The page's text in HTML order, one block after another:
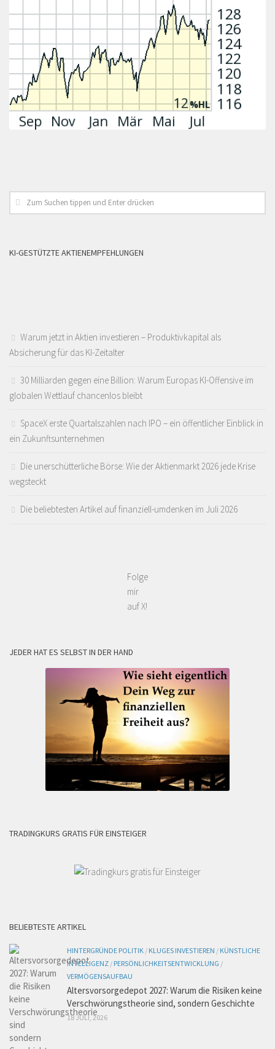
KI-GESTÜTZTE AKTIENEMPFEHLUNGEN
Warum jetzt in Aktien investieren – Produktivkapital als
Absicherung für das KI-Zeitalter
30 Milliarden gegen eine Billion: Warum Europas KI-Offensive im
globalen Wettlauf chancenlos bleibt
SpaceX erste Quartalszahlen nach IPO – ein öffentlicher Einblick in
ein Zukunftsunternehmen
Die unerschütterliche Börse: Wie der Aktienmarkt 2026 jede Krise
wegsteckt
Die beliebtesten Artikel auf finanziell-umdenken im Juli 2026
Folge
mir
auf X!
JEDER HAT ES SELBST IN DER HAND
TRADINGKURS GRATIS FÜR EINSTEIGER
BELIEBTESTE ARTIKEL
HINTERGRÜNDE POLITIK / KLUGES INVESTIEREN / KÜNSTLICHE
INTELLIGENZ / PERSÖNLICHKEITSENTWICKLUNG /
VERMÖGENSAUFBAU
Altersvorsorgedepot 2027: Warum die Risiken keine
Verschwörungstheorie sind, sondern Geschichte
18 JULI, 2026